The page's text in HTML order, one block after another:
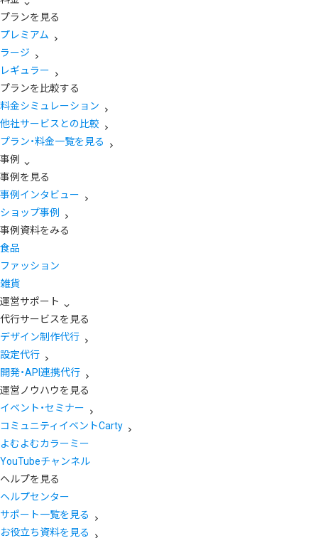
プランを見る
プレミアム
ラージ
レギュラー
プランを比較する
料金シミュレーション
他社サービスとの比較
プラン・料金一覧を見る
事例
事例を見る
事例インタビュー
ショップ事例
事例資料をみる
食品
ファッション
雑貨
運営サポート
代行サービスを見る
デザイン制作代行
設定代行
開発・API連携代行
運営ノウハウを見る
イベント・セミナー
コミュニティイベントCarty
よむよむカラーミー
YouTubeチャンネル
ヘルプを見る
ヘルプセンター
サポート一覧を見る
お役立ち資料を見る